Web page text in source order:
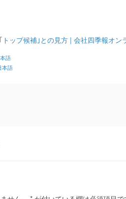
ップ候補｣との見方 | 会社四季報オン
語
本語